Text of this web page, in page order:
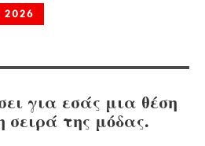
για εσάς μια θέση
σειρά της μόδας.